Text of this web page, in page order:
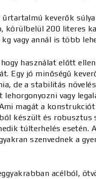
keverők
körülbelül 200 literes
vagy annál is több
használat előtt
Egy jó minőségű
de a stabilitás
lehorgonyozni vagy
magát a
készült és robusztus
túlterhelés esetén.
szenvednek a
acélból,